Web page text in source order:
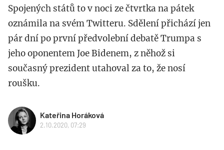
Spojených států to v noci ze čtvrtka na pátek
oznámila na svém Twitteru. Sdělení přichází jen
pár dní po první předvolební debatě Trumpa s
jeho oponentem Joe Bidenem, z něhož si
současný prezident utahoval za to, že nosí
roušku.
Kateřina Horáková
2.10.2020, 07:29